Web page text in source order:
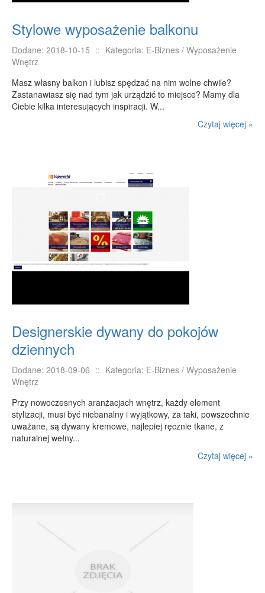
Stylowe wyposażenie balkonu
Dodane: 2018-10-15 :: Kategoria: E-Biznes / Wyposażenie
Wnętrz
Masz własny balkon i lubisz spędzać na nim wolne chwile?
Zastanawiasz się nad tym jak urządzić to miejsce? Mamy dla
Ciebie kilka interesujących inspiracji. W...
Czytaj więcej »
Designerskie dywany do pokojów
dziennych
Dodane: 2018-09-06 :: Kategoria: E-Biznes / Wyposażenie
Wnętrz
Przy nowoczesnych aranżacjach wnętrz, każdy element
stylizacji, musi być niebanalny i wyjątkowy, za taki, powszechnie
uważane, są dywany kremowe, najlepiej ręcznie tkane, z
naturalnej wełny...
Czytaj więcej »